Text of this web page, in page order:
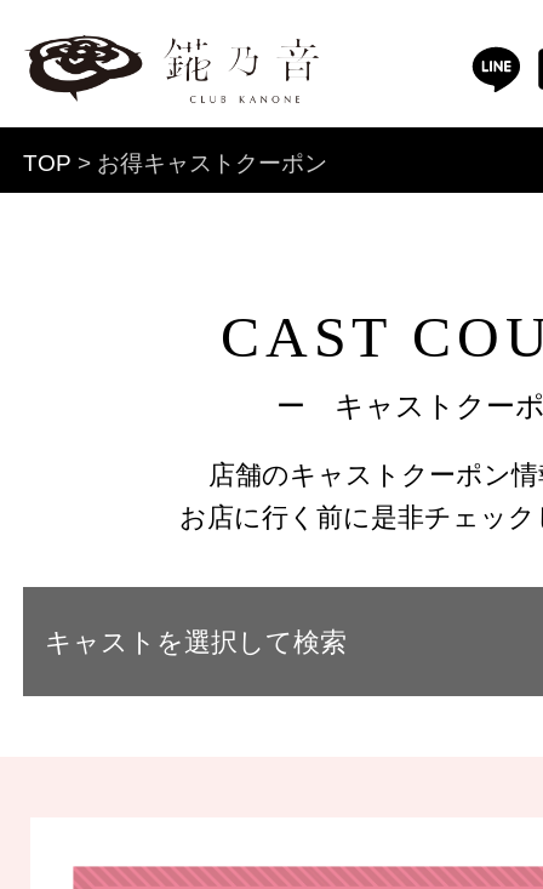
TOP > お得キャストクーポン
CAST
ー キャストクー
店舗のキャストクーポン
お店に行く前に是非チェッ
キャストを選択して検索